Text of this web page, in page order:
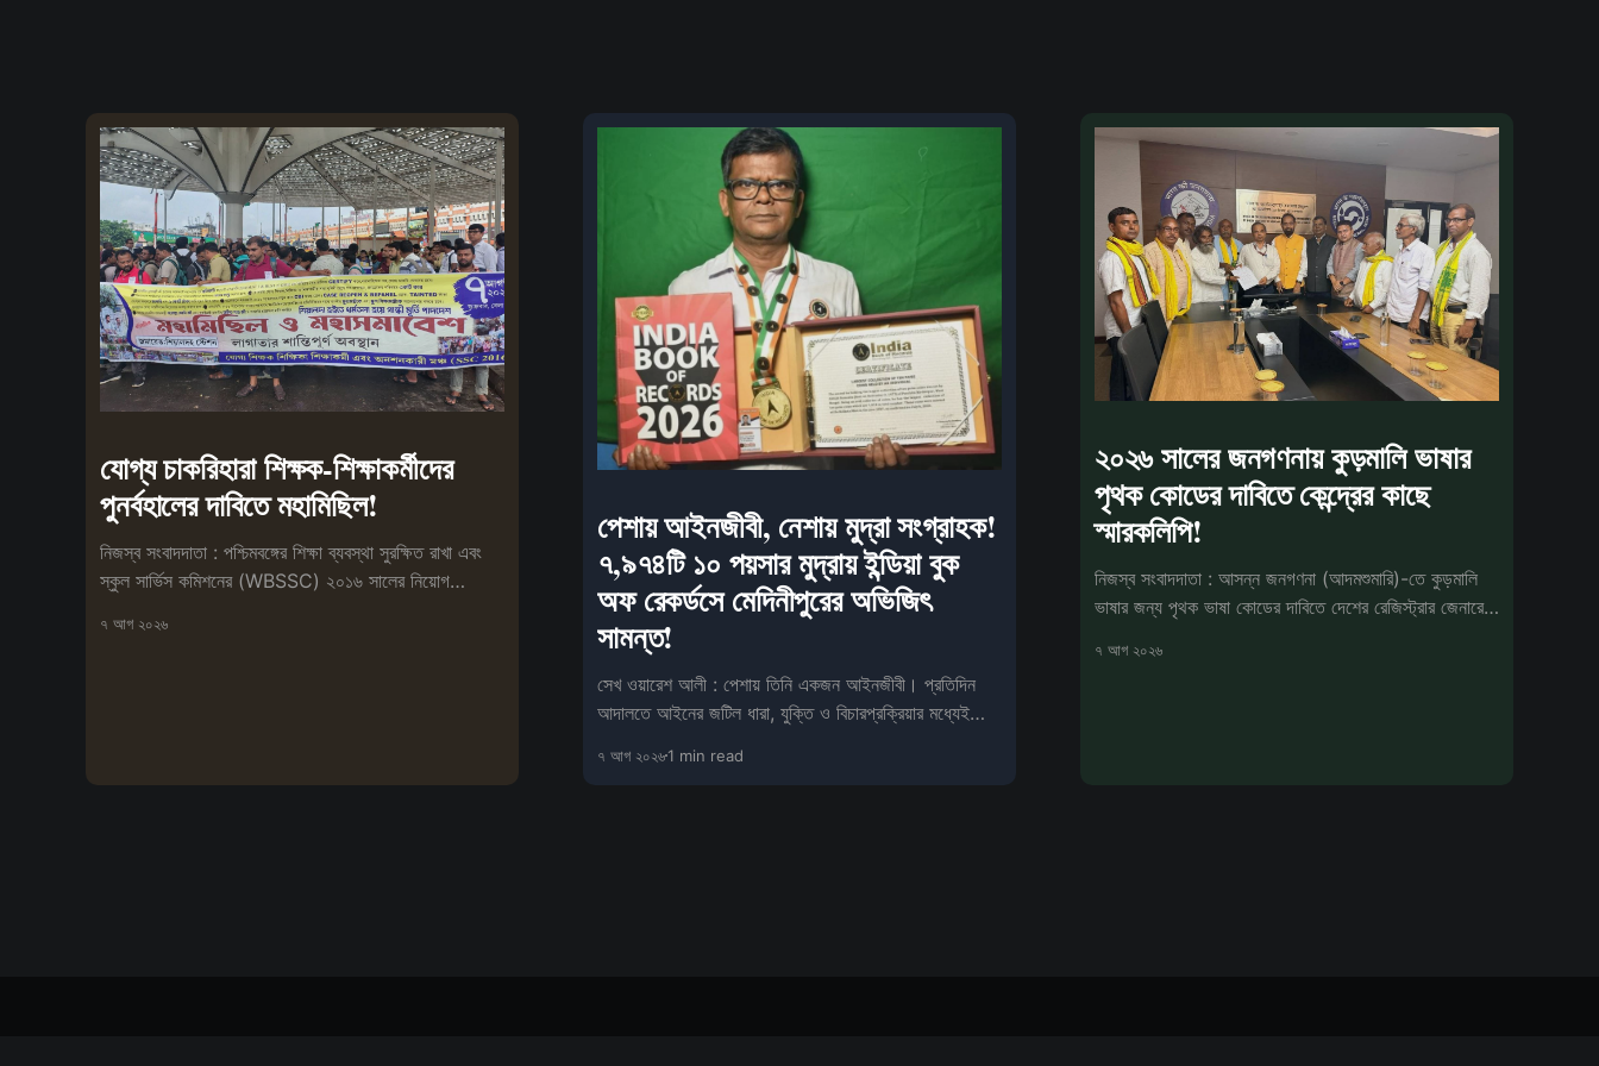
যোগ্য চাকরিহারা শিক্ষক-শিক্ষাকর্মীদের
পুনর্বহালের দাবিতে মহামিছিল!
নিজস্ব সংবাদদাতা : পশ্চিমবঙ্গের শিক্ষা ব্যবস্থা সুরক্ষিত রাখা এবং
স্কুল সার্ভিস কমিশনের (WBSSC) ২০১৬ সালের নিয়োগ
৭ আগ ২০২৬
পেশায় আইনজীবী, নেশায় মুদ্রা সংগ্রাহক!
৭,৯৭৪টি ১০ পয়সার মুদ্রায় ইন্ডিয়া বুক
অফ রেকর্ডসে মেদিনীপুরের অভিজিৎ
সামন্ত!
সেখ ওয়ারেশ আলী : পেশায় তিনি একজন আইনজীবী। প্রতিদিন
আদালতে আইনের জটিল ধারা, যুক্তি ও বিচারপ্রক্রিয়ার মধ্যেই
৭ আগ ২০২৬1 min read
২০২৬ সালের জনগণনায় কুড়মালি ভাষার
পৃথক কোডের দাবিতে কেন্দ্রের কাছে
স্মারকলিপি!
নিজস্ব সংবাদদাতা : আসন্ন জনগণনা (আদমশুমারি)-তে কুড়মালি
ভাষার জন্য পৃথক ভাষা কোডের দাবিতে দেশের রেজিস্ট্রার জেনারেল
৭ আগ ২০২৬